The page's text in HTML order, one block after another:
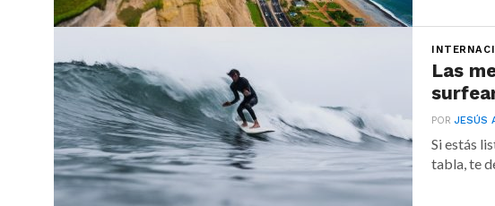
Las
PORJESÚS
Si estás
tabla, te